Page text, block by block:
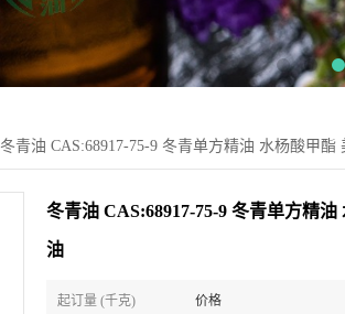
冬青油 CAS:68917-75-9 冬青单方精油 水杨酸甲
冬青油 CAS:68917-75-9 冬青单方精
油
起订量 (千克) 价格